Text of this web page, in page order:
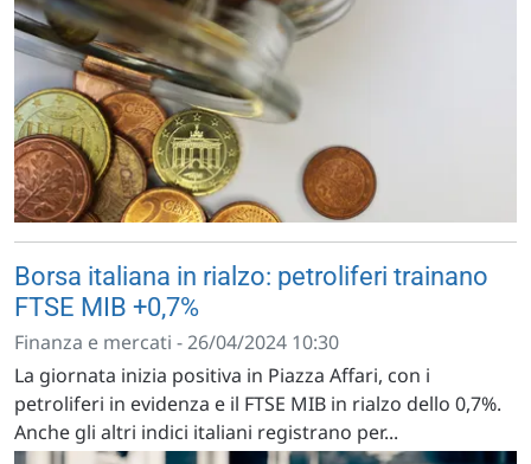
Borsa italiana in rialzo: petroliferi trainano
FTSE MIB +0,7%
Finanza e mercati - 26/04/2024 10:30
La giornata inizia positiva in Piazza Affari, con i
petroliferi in evidenza e il FTSE MIB in rialzo dello 0,7%.
Anche gli altri indici italiani registrano per...